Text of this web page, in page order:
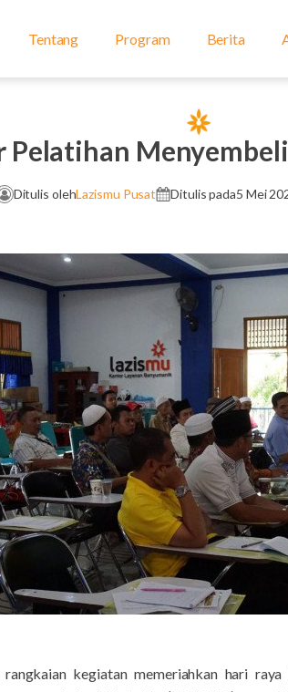
Tentang Program Berita
Pelatihan
Ditulis olehLazismu Pusat Ditulis pada5 Mei
rangkaian kegiatan memeriahkan hari